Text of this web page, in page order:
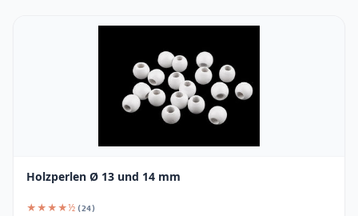
Holzperlen Ø 13 und 14 mm
★★★★½ (24)